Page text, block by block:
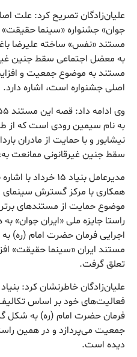
علیان‌زادگان تصریح کرد: علت
مستند «نفس» ساخته علیرضا
به معضل اجتماعی سقط جنین
مستند به موضوع جمعیت و
اصلی جشنواره است، اشاره دارد.
به نام سیمین رودی است که از
سقط جنین غیرقانونی ممانعت
مدیرعامل بنیاد ۱۵
همکاری با مرکز گسترش سینمای
موضوع حمایت از مستندهای
اجرایی فرمان حضرت امام (ره)
مستند ایران «سینما حقیقت»
تعلق گرفت.
فعالیت‌های خود بر اساس
فرمان حضرت امام (ره) به شکل
جمعیت می‌پردازد و در همین
دیده است.